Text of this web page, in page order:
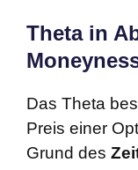
Theta in
Das Theta
Preis einer
Grund des